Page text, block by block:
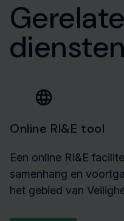
diensten
Online RI&E tool
Een online RI&E
samenhang en
het gebied van